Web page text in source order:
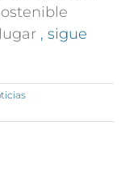
, sigue